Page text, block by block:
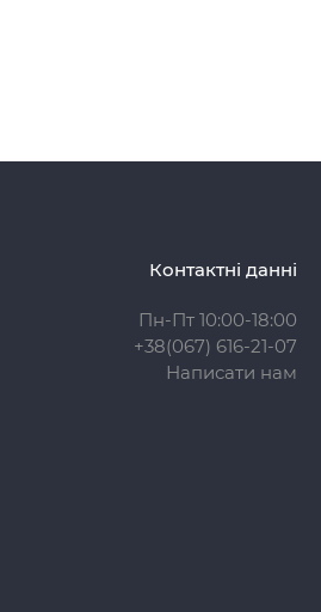
Контактні данні
Пн-Пт 10:00-18:00
+38(067) 616-21-07
Написати нам